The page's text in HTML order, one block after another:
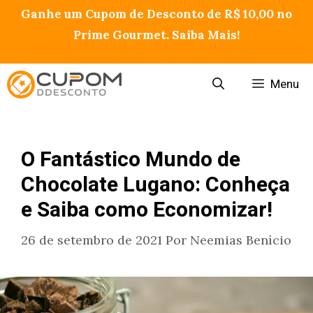
Pular
conteúdo
Ganhe um Cupom de Desconto de R$ 10,00 no
Prime Gourmet. Saiba Mais!
Menu
O Fantástico Mundo de
Chocolate Lugano: Conheça
e Saiba como Economizar!
26 de setembro de 2021 Por Neemias Benício